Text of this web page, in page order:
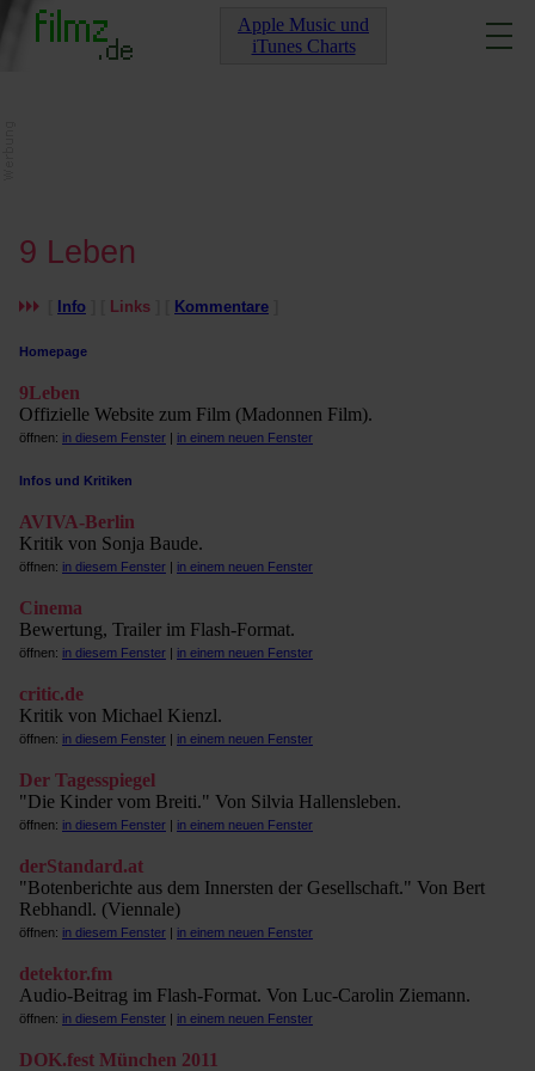
Apple Music und
iTunes Charts
9 Leben
Info Links Kommentare
Homepage
9Leben
Offizielle Website zum Film (Madonnen Film).
öffnen: in diesem Fenster | in einem neuen Fenster
Infos und Kritiken
AVIVA-Berlin
Kritik von Sonja Baude.
öffnen: in diesem Fenster | in einem neuen Fenster
Cinema
Bewertung, Trailer im Flash-Format.
öffnen: in diesem Fenster | in einem neuen Fenster
critic.de
Kritik von Michael Kienzl.
öffnen: in diesem Fenster | in einem neuen Fenster
Der Tagesspiegel
"Die Kinder vom Breiti." Von Silvia Hallensleben.
öffnen: in diesem Fenster | in einem neuen Fenster
derStandard.at
"Botenberichte aus dem Innersten der Gesellschaft." Von Bert
Rebhandl. (Viennale)
öffnen: in diesem Fenster | in einem neuen Fenster
detektor.fm
Audio-Beitrag im Flash-Format. Von Luc-Carolin Ziemann.
öffnen: in diesem Fenster | in einem neuen Fenster
DOK.fest München 2011